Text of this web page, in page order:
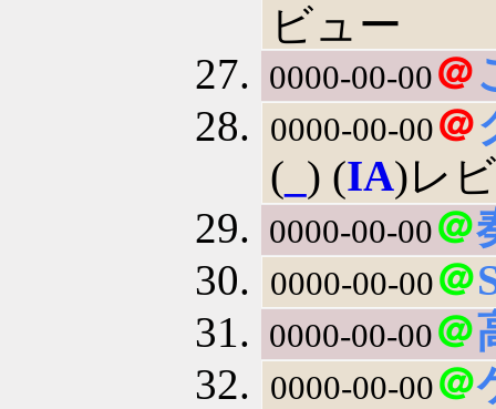
ビュー
0000-00-00＠
0000-00-00＠
( ) (IA)レ
0000-00-00＠
0000-00-00＠
0000-00-00＠
0000-00-00＠